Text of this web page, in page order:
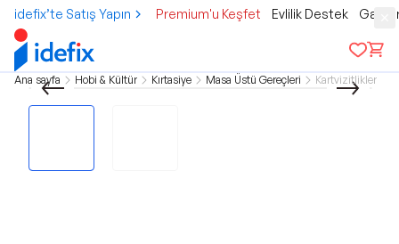
idefix’te Satış Yapın Premium'u Keşfet Evlilik Destek
Ana sayfa Hobi & Kültür Kırtasiye Masa Üstü Gereçleri Kartvizitlikler